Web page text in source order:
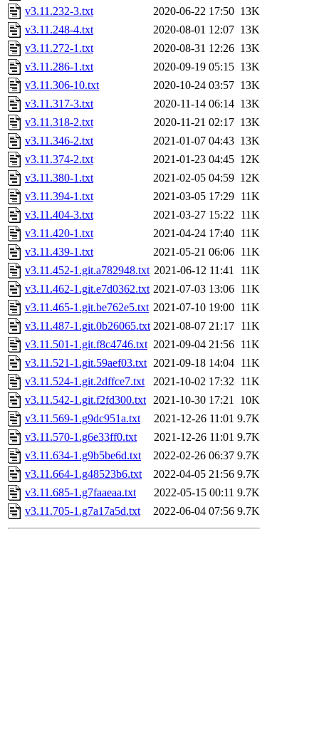
v3.11.232-3.txt
2020-06-22 17:50 13K
v3.11.248-4.txt
2020-08-01 12:07 13K
v3.11.272-1.txt
2020-08-31 12:26 13K
v3.11.286-1.txt
2020-09-19 05:15 13K
v3.11.306-10.txt
2020-10-24 03:57 13K
v3.11.317-3.txt
2020-11-14 06:14 13K
v3.11.318-2.txt
2020-11-21 02:17 13K
v3.11.346-2.txt
2021-01-07 04:43 13K
v3.11.374-2.txt
2021-01-23 04:45 12K
v3.11.380-1.txt
2021-02-05 04:59 12K
v3.11.394-1.txt
2021-03-05 17:29 11K
v3.11.404-3.txt
2021-03-27 15:22 11K
v3.11.420-1.txt
2021-04-24 17:40 11K
v3.11.439-1.txt
2021-05-21 06:06 11K
v3.11.452-1.git.a782948.txt 2021-06-12 11:41
11K
v3.11.462-1.git.e7d0362.txt 2021-07-03 13:06 11K
v3.11.465-1.git.be762e5.txt 2021-07-10 19:00 11K
v3.11.487-1.git.0b26065.txt 2021-08-07 21:17 11K
v3.11.501-1.git.f8c4746.txt 2021-09-04 21:56 11K
v3.11.521-1.git.59aef03.txt 2021-09-18 14:04 11K
v3.11.524-1.git.2dffce7.txt
2021-10-02 17:32 11K
v3.11.542-1.git.f2fd300.txt 2021-10-30 17:21 10K
v3.11.569-1.g9dc951a.txt
2021-12-26 11:01 9.7K
v3.11.570-1.g6e33ff0.txt
2021-12-26 11:01 9.7K
v3.11.634-1.g9b5be6d.txt
2022-02-26 06:37 9.7K
v3.11.664-1.g48523b6.txt
2022-04-05 21:56 9.7K
v3.11.685-1.g7faaeaa.txt
2022-05-15 00:11 9.7K
v3.11.705-1.g7a17a5d.txt
2022-06-04 07:56 9.7K